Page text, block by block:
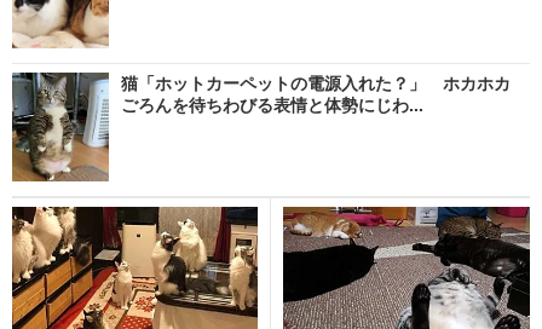
猫「ホットカーペットの電源入れた？」 ホカホカ
ごろんを待ちわびる表情と体勢にじわ...